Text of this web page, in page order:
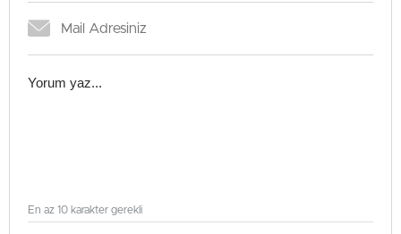
En az 10 karakter gerekli